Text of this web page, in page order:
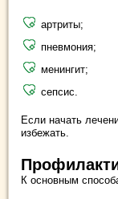
артриты;
пневмония;
менингит;
сепсис.
Если начать
избежать.
К основным